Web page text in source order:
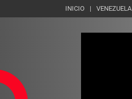
INICIO VENEZUELA